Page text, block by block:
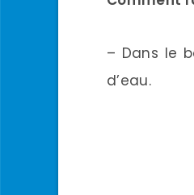
– Dans le
d’eau.